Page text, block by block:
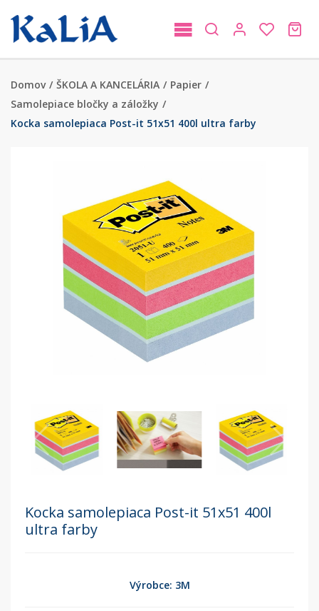
Domov / ŠKOLA A KANCELÁRIA / Papier /
Samolepiace bločky a záložky /
Kocka samolepiaca Post-it 51x51 400l ultra farby
Kocka samolepiaca Post-it 51x51 400l
ultra farby
Výrobce: 3M